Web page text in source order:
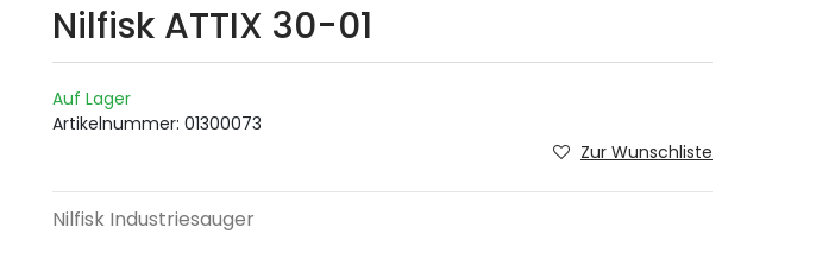
Nilfisk ATTIX 30-01
Auf Lager
Artikelnummer: 01300073
Zur Wunschliste
Nilfisk Industriesauger